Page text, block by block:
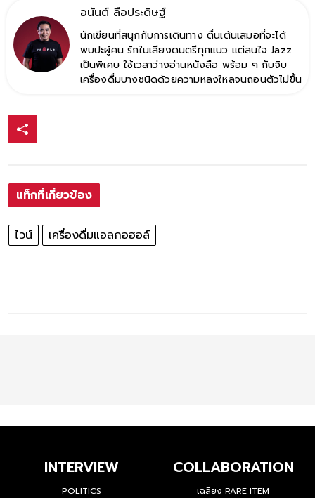
อนันต์ ลือประดิษฐ์
นักเขียนที่สนุกกับการเดินทาง ตื่นเต้นเสมอที่จะได้
พบปะผู้คน รักในเสียงดนตรีทุกแนว แต่สนใจ Jazz
เป็นพิเศษ ใช้เวลาว่างอ่านหนังสือ พร้อม ๆ กับจิบ
เครื่องดื่มบางชนิดด้วยความหลงใหลจนถอนตัวไม่ขึ้น
แท็กที่เกี่ยวข้อง
ไวน์ เครื่องดื่มแอลกอฮอล์
INTERVIEW
POLITICS
COLLABORATION
เฉลียง RARE ITEM